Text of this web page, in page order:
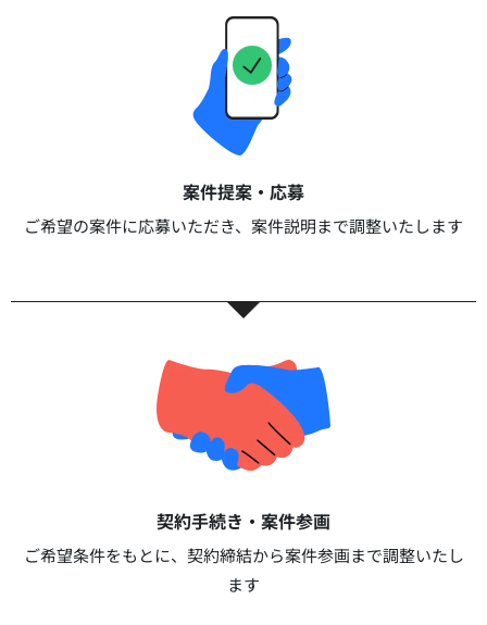
案件提案・応募​
ご希望の案件に応募いただき、案件説明まで調整いたします​​
契約手続き・案件参画​​
ご希望条件をもとに、契約締結から案件参画まで調整いたし
ます​​